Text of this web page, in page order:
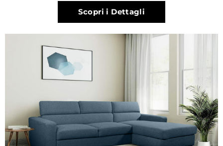
Scopri i Dettagli